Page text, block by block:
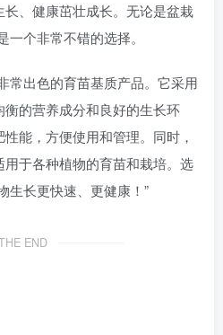
、健康茁壮成长。无论是盆栽
个非常不错的选择。
常出色的育苗基质产品。它采用
的营养成分和良好的生长环
能，方便使用和管理。同时，
于各种植物的育苗和栽培。选
生长更快速、更健康！”
END